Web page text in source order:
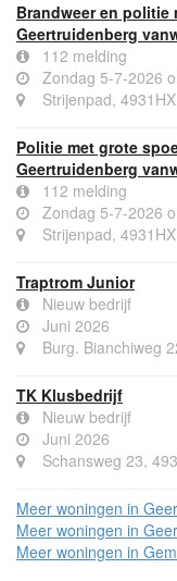
Brandweer en politie
Geertruidenberg
112 melding
Zondag 5-7-2026
Strijenpad,
Politie met grote
Geertruidenberg
112 melding
Zondag 5-7-2026
Strijenpad,
Traptrom Junior
Nieuw bedrijf
Juni 2026
Burg. Bianchiweg
TK Klusbedrijf
Nieuw bedrijf
Juni 2026
Schansweg 23,
Meer woningen in
Meer woningen in
Meer woningen in